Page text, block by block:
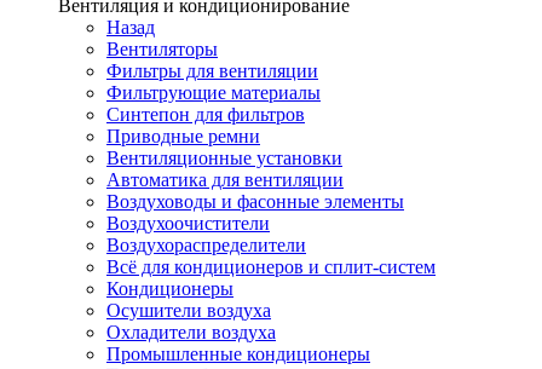
Вентиляция и кондиционирование
Назад
Вентиляторы
Фильтры для вентиляции
Фильтрующие материалы
Синтепон для фильтров
Приводные ремни
Вентиляционные установки
Автоматика для вентиляции
Воздуховоды и фасонные элементы
Воздухоочистители
Воздухораспределители
Всё для кондиционеров и сплит-систем
Кондиционеры
Осушители воздуха
Охладители воздуха
Промышленные кондиционеры